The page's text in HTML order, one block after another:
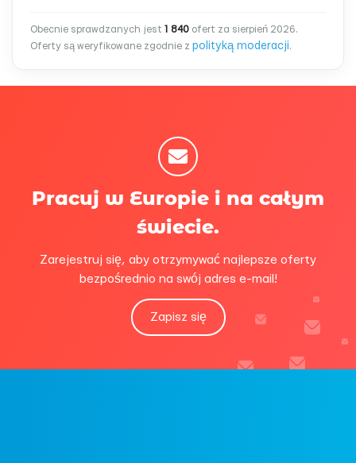
Obecnie sprawdzanych jest 1 840 ofert za sierpień 2026.
Oferty są weryfikowane zgodnie z polityką moderacji.
Pracuj w Europie i na całym
świecie.
Zarejestruj się, aby otrzymywać najlepsze oferty
bezpośrednio na swój adres e-mail!
Zapisz się